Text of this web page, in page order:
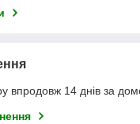
впродовж 14 днів за